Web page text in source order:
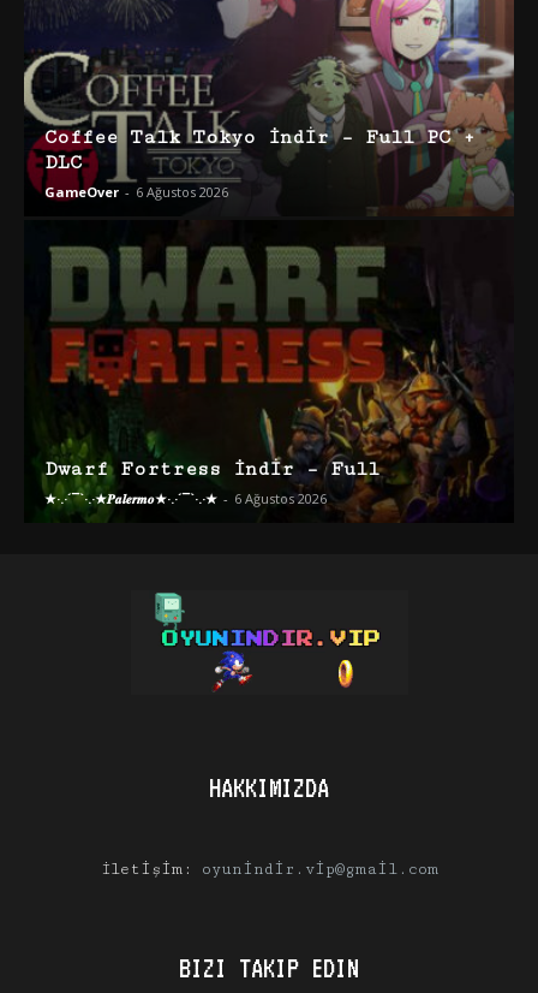
Coffee Talk Tokyo İndir – Full PC +
DLC
GameOver - 6 Ağustos 2026
Dwarf Fortress İndir – Full
★·.·´¯`·.·★𝑷𝒂𝒍𝒆𝒓𝒎𝒐★·.·´¯`·.·★ - 6 Ağustos 2026
HAKKIMIZDA
İletişim: oyunindir.vip@gmail.com
BIZI TAKIP EDIN